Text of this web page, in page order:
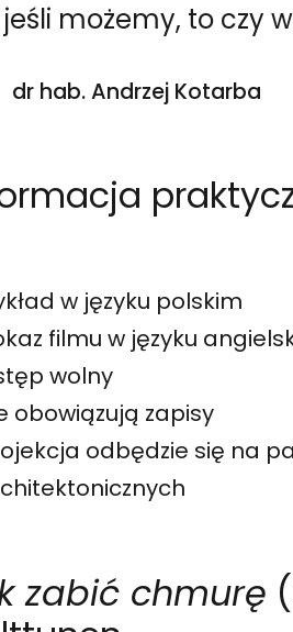
jeśli możemy, to czy
dr hab. Andrzej Kotarba
w języku polskim
filmu w języku
wolny
obowiązują zapisy
odbędzie się na
zabić chmurę